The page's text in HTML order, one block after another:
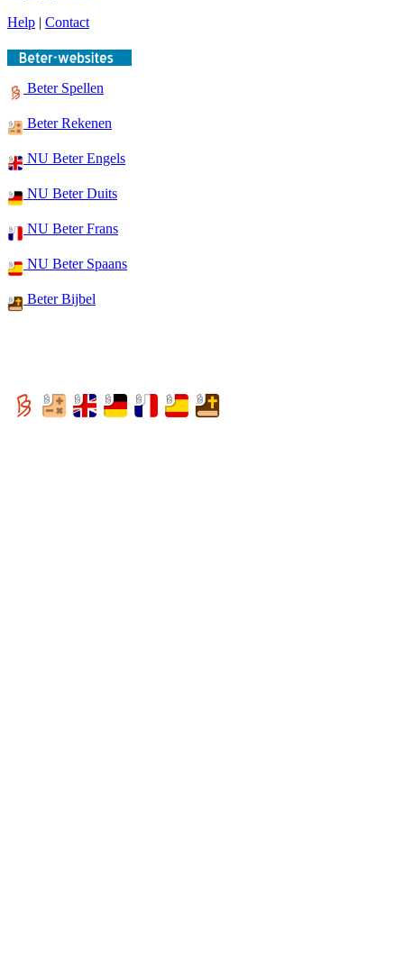
Help | Contact
Beter Spellen
Beter Rekenen
NU Beter Engels
NU Beter Duits
NU Beter Frans
NU Beter Spaans
Beter Bijbel